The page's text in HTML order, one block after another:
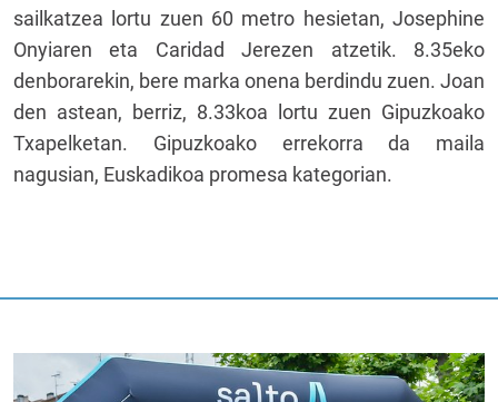
sailkatzea lortu zuen 60 metro hesietan, Josephine
Onyiaren eta Caridad Jerezen atzetik. 8.35eko
denborarekin, bere marka onena berdindu zuen. Joan
den astean, berriz, 8.33koa lortu zuen Gipuzkoako
Txapelketan. Gipuzkoako errekorra da maila
nagusian, Euskadikoa promesa kategorian.